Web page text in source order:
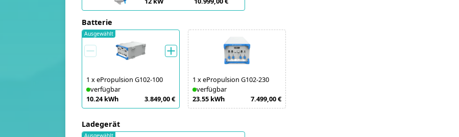
Batterie
1 xePropulsion G102-100
verfügbar
10.24 kWh
3.849,00 €
Ausgewählt
1 xePropulsion G102-230
verfügbar
23.55 kWh
7.499,00 €
Ladegerät
Ausgewählt